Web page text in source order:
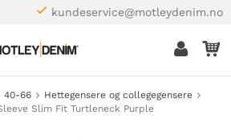
kundeservice@motleydenim.no
40-66
Hettegensere og collegegensere
Slim Fit Turtleneck Purple